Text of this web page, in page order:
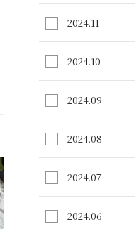
2024.11
2024.10
2024.09
2024.08
2024.07
2024.06